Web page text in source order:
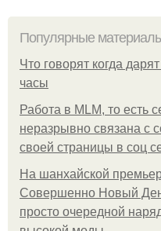
Популярные
Что говорят когда
часы
Работа в MLM, то есть
неразрывно связана с
своей страницы в соц
На шанхайской
Совершенно Новый
просто очередной